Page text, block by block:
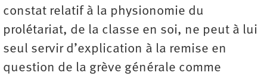
constat relatif à la physionomie du
prolétariat, de la classe en soi, ne peut à lui
seul servir d’explication à la remise en
question de la grève générale comme